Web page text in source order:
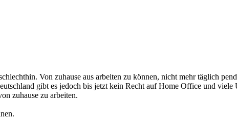
Von zuhause aus arbeiten zu können, nicht mehr täglich
gibt es jedoch bis jetzt kein Recht auf Home Office und viele
zuhause zu arbeiten.